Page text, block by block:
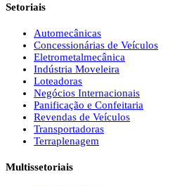
Setoriais
Automecânicas
Concessionárias de Veículos
Eletrometalmecânica
Indústria Moveleira
Loteadoras
Negócios Internacionais
Panificação e Confeitaria
Revendas de Veículos
Transportadoras
Terraplenagem
Multissetoriais